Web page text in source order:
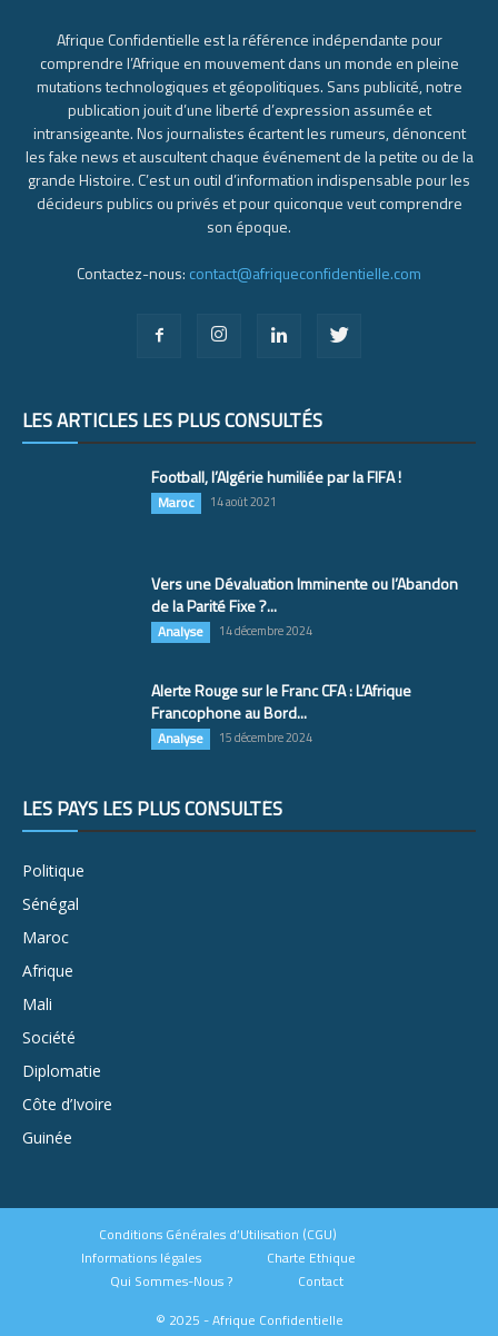
Afrique Confidentielle est la référence indépendante pour
comprendre l’Afrique en mouvement dans un monde en pleine
mutations technologiques et géopolitiques. Sans publicité, notre
publication jouit d’une liberté d’expression assumée et
intransigeante. Nos journalistes écartent les rumeurs, dénoncent
les fake news et auscultent chaque événement de la petite ou de la
grande Histoire. C’est un outil d’information indispensable pour les
décideurs publics ou privés et pour quiconque veut comprendre
son époque.
Contactez-nous: contact@afriqueconfidentielle.com
LES ARTICLES LES PLUS CONSULTÉS
Football, l’Algérie humiliée par la FIFA !
Maroc 14 août 2021
Vers une Dévaluation Imminente ou l’Abandon
de la Parité Fixe ?...
Analyse 14 décembre 2024
Alerte Rouge sur le Franc CFA : L’Afrique
Francophone au Bord...
Analyse 15 décembre 2024
LES PAYS LES PLUS CONSULTÉS
Politique
Sénégal
Maroc
Afrique
Mali
Société
Diplomatie
Côte d’Ivoire
Guinée
Conditions Générales d’Utilisation (CGU)
Informations légales
Charte Ethique
Qui Sommes-Nous ?
Contact
© 2025 - Afrique Confidentielle